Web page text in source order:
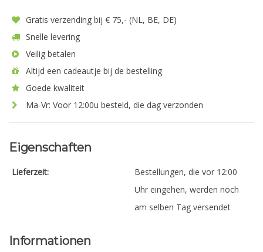
Gratis verzending bij € 75,- (NL, BE, DE)
Snelle levering
Veilig betalen
Altijd een cadeautje bij de bestelling
Goede kwaliteit
Ma-Vr: Voor 12:00u besteld, die dag verzonden
Eigenschaften
Lieferzeit:
Bestellungen, die vor 12:00
Uhr eingehen, werden noch
am selben Tag versendet
Informationen